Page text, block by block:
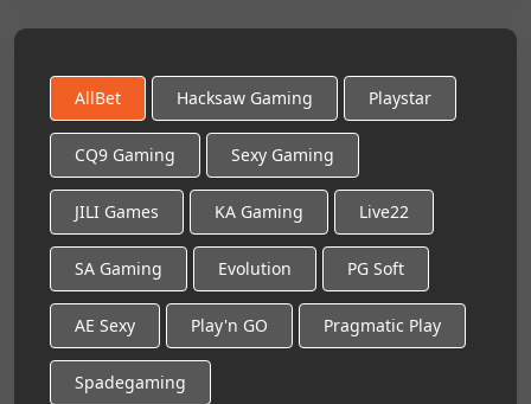
AllBet Hacksaw Gaming Playstar
CQ9 Gaming Sexy Gaming
JILI Games KA Gaming Live22
SA Gaming Evolution PG Soft
AE Sexy Play'n GO Pragmatic Play
Spadegaming